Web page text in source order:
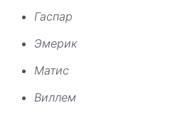
Гаспар
Эмерик
Матис
Виллем